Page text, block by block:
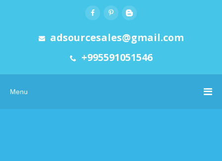
adsourcesales@gmail.com
+995591051546
Menu